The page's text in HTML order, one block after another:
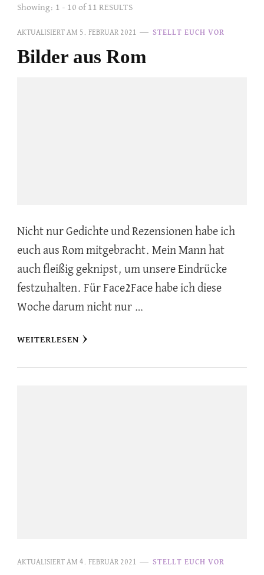
Showing: 1 - 10 of 11 RESULTS
AKTUALISIERT AM 5. FEBRUAR 2021 STELLT EUCH VOR
Bilder aus Rom
Nicht nur Gedichte und Rezensionen habe ich
euch aus Rom mitgebracht. Mein Mann hat
auch fleißig geknipst, um unsere Eindrücke
festzuhalten. Für Face2Face habe ich diese
Woche darum nicht nur …
WEITERLESEN
AKTUALISIERT AM 4. FEBRUAR 2021 STELLT EUCH VOR